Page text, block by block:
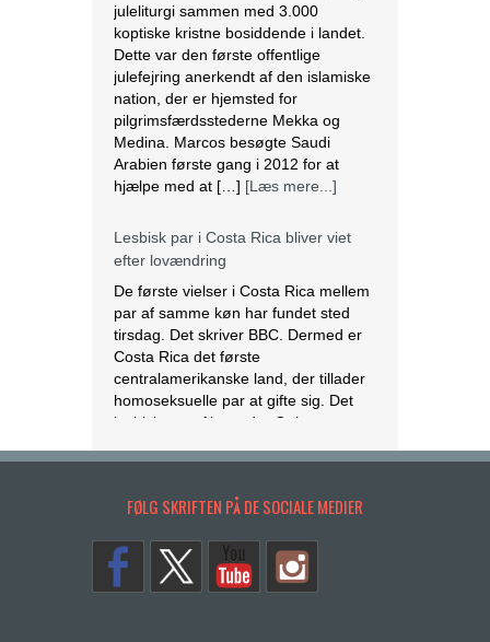
Lesbisk par i Costa Rica bliver viet
efter lovændring
De første vielser i Costa Rica mellem
par af samme køn har fundet sted
tirsdag. Det skriver BBC. Dermed er
Costa Rica det første
centralamerikanske land, der tillader
Dunia Araya blev de første til at sige
“ja” til hinanden. Brylluppet blev vist
på nationalt […] [Læs mere...]
Abbas erklærer alle aftaler med Israel
og USA for færdige
Mahmoud Abbas erklærer alle aftaler
og forståelser med Israel og USA for
palæstinensiske præsident tirsdag
nyhedsbureau Wafa. – Palæstinas
staten Palæstina er fra i dag fritaget
for alle aftaler og forståelser med den
amerikanske og den israelske